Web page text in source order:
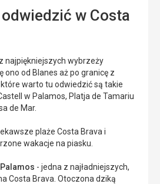
w Costa
najpiękniejszych wybrzeży
ono od Blanes aż po granicę z
które warto tu odwiedzić są takie
w Palamos, Platja de Tamariu
de Mar.
plaże Costa Brava i
wakacje na piasku.
- jedna z najładniejszych,
Costa Brava. Otoczona dziką